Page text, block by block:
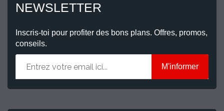
NEWSLETTER
Inscris-toi pour profiter des bons plans. Offres, promos,
conseils.
M'informer